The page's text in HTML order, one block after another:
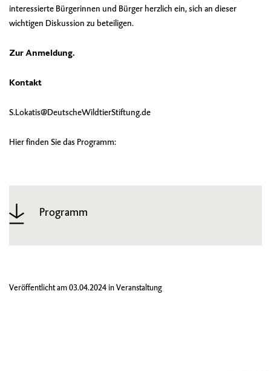
interessierte Bürgerinnen und Bürger herzlich ein, sich an dieser
wichtigen Diskussion zu beteiligen.
ZurAnmeldung.
Kontakt
S.Lokatis@DeutscheWildtierStiftung.de
Hier finden Sie das Programm:
Programm
Veröffentlicht am03.04.2024inVeranstaltung